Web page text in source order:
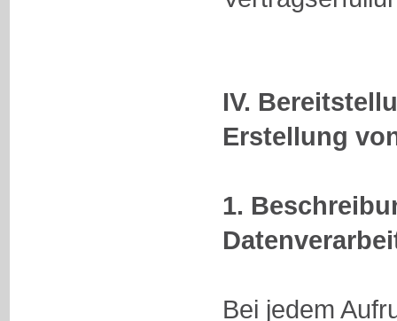
IV.
Erstellung
1.
Bei jedem